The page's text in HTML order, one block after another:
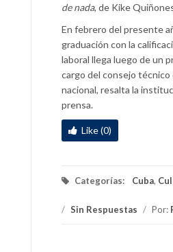
de nada, de Kike
En febrero del presente
graduación con la
laboral llega luego de un
cargo del consejo técnico
nacional, resalta la
prensa.
Like (0)
Categorías: Cuba,
/ Sin Respuestas / Por: